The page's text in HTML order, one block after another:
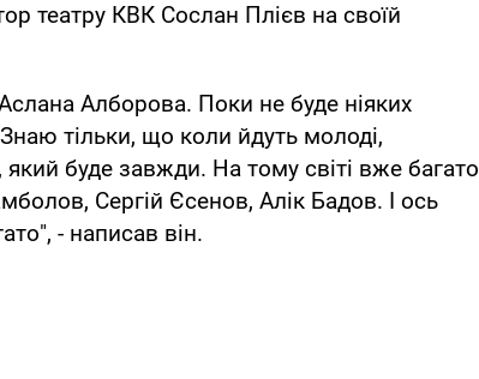
театру КВК Сослан Плієв на своїй
Алборова. Поки не буде ніяких
тільки, що коли йдуть молоді,
буде завжди. На тому світі вже багато
Сергій Єсенов, Алік Бадов. І ось
- написав він.